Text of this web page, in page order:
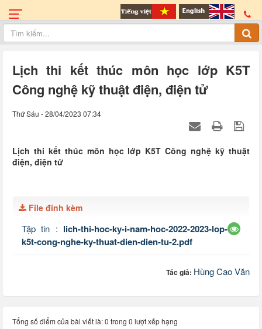
Lịch thi kết thúc môn học lớp K5T
Công nghệ kỹ thuật điện, điện tử
Thứ Sáu - 28/04/2023 07:34
Lịch thi kết thúc môn học lớp K5T Công nghệ kỹ thuật
điện, điện tử
File đính kèm
Tập tin : lich-thi-hoc-ky-i-nam-hoc-2022-2023-lop-
k5t-cong-nghe-ky-thuat-dien-dien-tu-2.pdf
Tác giả: Hùng Cao Văn
Tổng số điểm của bài viết là: 0 trong 0 lượt xếp hạng